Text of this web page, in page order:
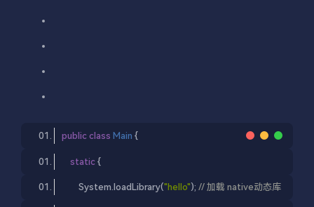
public class Main {
static {
System.loadLibrary("hello"); // 加载 native动态库